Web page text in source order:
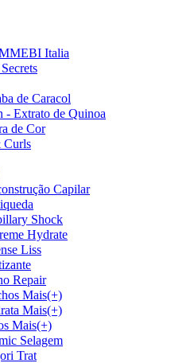
Italia
de Caracol
- Extrato de Quinoa
de Cor
Curls
Capilar
Shock
Hydrate
Liss
Repair
Mais(+)
Mais(+)
Mais(+)
Selagem
Trat